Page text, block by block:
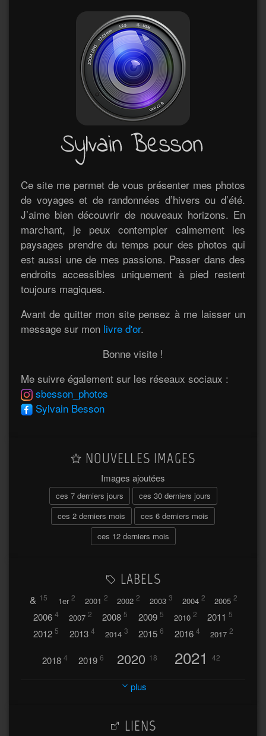
Ce site me permet de vous présenter mes photos
de voyages et de randonnées d’hivers ou d’été.
J’aime bien découvrir de nouveaux horizons. En
marchant, je peux contempler calmement les
paysages prendre du temps pour des photos qui
est aussi une de mes passions. Passer dans des
endroits accessibles uniquement à pied restent
toujours magiques.
Avant de quitter mon site pensez à me laisser un
message sur mon livre d'or.
Bonne visite !
Me suivre également sur les réseaux sociaux :
sbesson_photos
Sylvain Besson
NOUVELLES IMAGES
Images ajoutées
ces 7 derniers jours
ces 30 derniers jours
ces 2 derniers mois
ces 6 derniers mois
ces 12 derniers mois
LABELS
& 15 1er 2 2001 2 2002 2 2003 3 2004 2 2005 2
2006 4 2007 2 2008 5 2009 5 2010 2 2011 5
2012 5 2013 4 2014 3 2015 6 2016 4 2017 2
2018 4 2019 6 2020 18 2021 42
2023 32
2026
plus
LIENS